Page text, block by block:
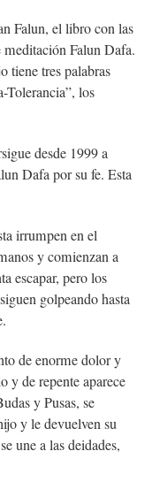
Falun, el libro con las
meditación Falun Dafa.
tiene tres palabras
Tolerancia”, los
desde 1999 a
Dafa por su fe. Esta
irrumpen en el
y comienzan a
escapar, pero los
golpeando hasta
de enorme dolor y
y de repente aparece
y Pusas, se
y le devuelven su
une a las deidades,